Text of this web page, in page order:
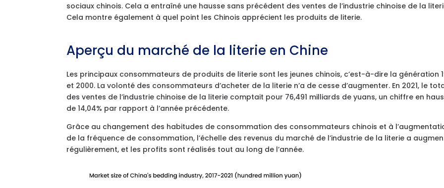
sociaux chinois. Cela a entraîné une hausse sans précédent des ventes de l’industrie chinoise de la
Cela montre également à quel point les Chinois apprécient les produits de literie.
Aperçu du marché de la literie en Chine
Les principaux consommateurs de produits de literie sont les jeunes chinois, c’est-à-dire la génération
et 2000. La volonté des consommateurs d’acheter de la literie n’a de cesse d’augmenter. En 2021, le
des ventes de l’industrie chinoise de la literie comptait pour 76,491 milliards de yuans, un chiffre en
de 14,04% par rapport à l’année précédente.
Grâce au changement des habitudes de consommation des consommateurs chinois et à
de la fréquence de consommation, l’échelle des revenus du marché de l’industrie de la literie a
régulièrement, et les profits sont réalisés tout au long de l’année.